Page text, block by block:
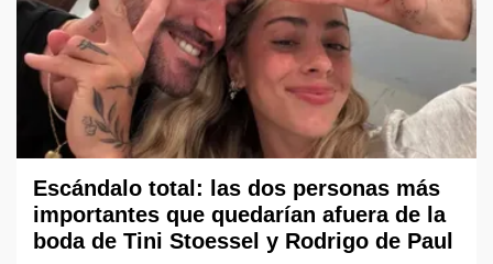
Escándalo total: las dos personas más
importantes que quedarían afuera de la
boda de Tini Stoessel y Rodrigo de Paul